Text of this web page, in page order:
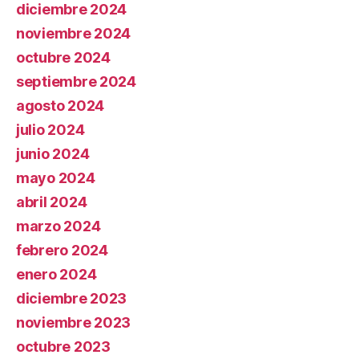
diciembre 2024
noviembre 2024
octubre 2024
septiembre 2024
agosto 2024
julio 2024
junio 2024
mayo 2024
abril 2024
marzo 2024
febrero 2024
enero 2024
diciembre 2023
noviembre 2023
octubre 2023